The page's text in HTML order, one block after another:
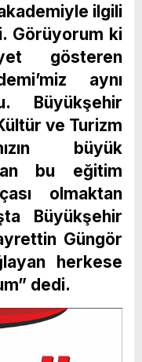
ilgili
Görüyorum ki
gösteren
aynı
Büyükşehir
ve Turizm
büyük
bu eğitim
olmaktan
Büyükşehir
Güngör
herkese
dedi.